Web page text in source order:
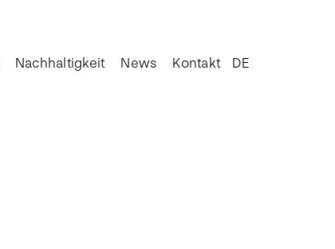
Nachhaltigkeit News Kontakt DE